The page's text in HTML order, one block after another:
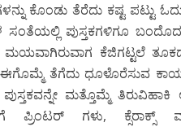
ಕೊಂಡು ತೆರೆದು ಕಷ್ಟ ಪಟ್ಟು
ಸಂತೆಯಲ್ಲಿ ಪುಸ್ತಕಗಳಿಗೂ
ಕೆಜಿಗಟ್ಟಲೆ ತೂಕದ
ತೆಗೆದು ಧೂಳೊರೆಸುವ
ಮತ್ತೊಮ್ಮೆ
ಪ್ರಿಂಟರ್ ಗಳು,